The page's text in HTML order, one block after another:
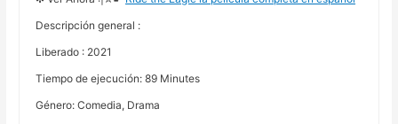
Descripción general :
Liberado : 2021
Tiempo de ejecución: 89 Minutes
Género: Comedia, Drama